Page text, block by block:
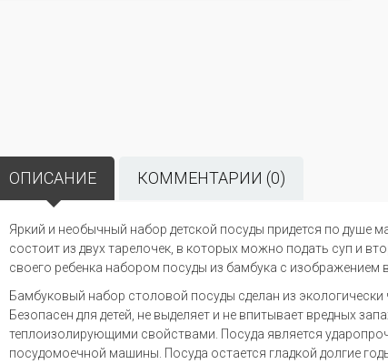
ОПИСАНИЕ КОММЕНТАРИИ (0)
Яркий и необычный набор детской посуды придется по душе
состоит из двух тарелочек, в которых можно подать суп и
своего ребенка набором посуды из бамбука с изображением
Бамбуковый набор столовой посуды сделан из
Безопасен для детей, не выделяет и не впитывает вредных
теплоизолирующими свойствами. Посуда является
посудомоечной машины. Посуда остается гладкой долгие